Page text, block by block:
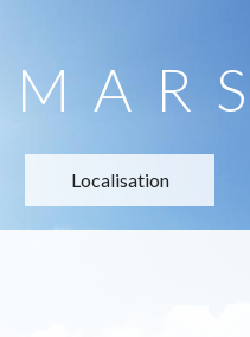
Localisation